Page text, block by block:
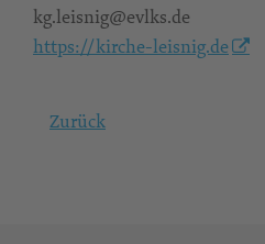
kg.leisnig@evlks.de
https://kirche-leisnig.de
Zurück